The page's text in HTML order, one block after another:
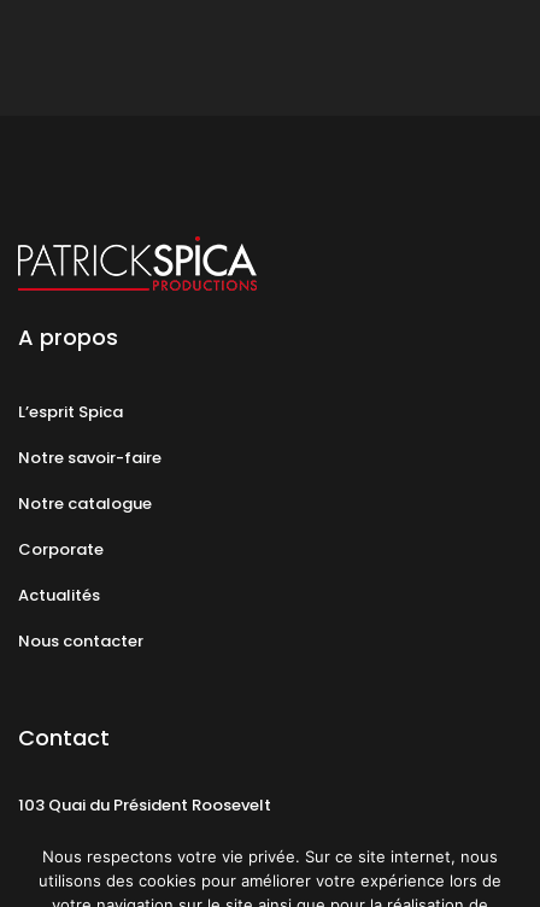
A propos
L’esprit Spica
Notre savoir-faire
Notre catalogue
Corporate
Actualités
Nous contacter
Contact
103 Quai du Président Roosevelt
Nous respectons votre vie privée. Sur ce site internet, nous
utilisons des cookies pour améliorer votre expérience lors de